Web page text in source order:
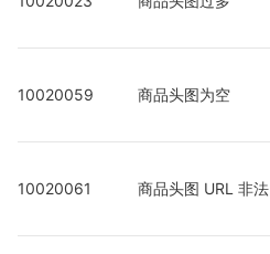
10020059 商品头图为空
10020061 商品头图 URL 非法